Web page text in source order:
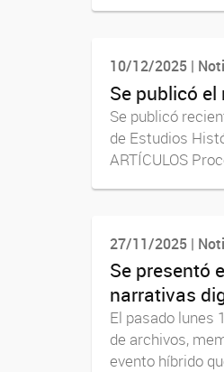
10/12/2025 |
Se publicó el
Se publicó
de Estudios
ARTÍCULOS
27/11/2025 |
Se presentó
narrativas
El pasado lunes
de archivos,
evento híbrido